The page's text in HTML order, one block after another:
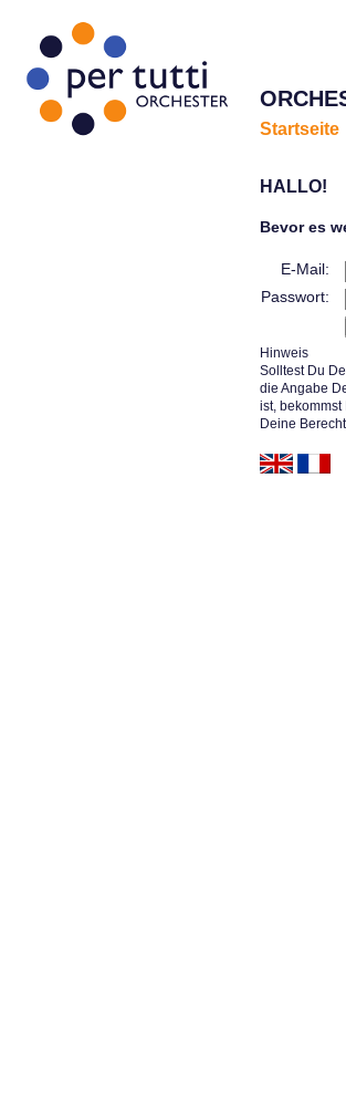
Startseite
HALLO!
Bevor es
E-Mail:
Passwort:
Hinweis
Solltest Du
die Angabe
ist,
Deine